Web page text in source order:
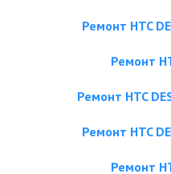
Ремонт HTC
Ремонт
Ремонт HTC
Ремонт HTC
Ремонт